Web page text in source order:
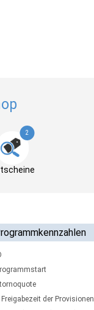
2
Freigabezeit der Provisionen